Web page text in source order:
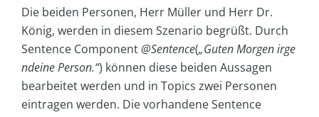
Die beiden Personen, Herr Müller und Herr Dr.
König, werden in diesem Szenario begrüßt. Durch
Sentence Component@Sentence(„Guten Morgen irge
ndeine Person.“) können diese beiden Aussagen
bearbeitet werden und in Topics zwei Personen
eintragen werden. Die vorhandene Sentence